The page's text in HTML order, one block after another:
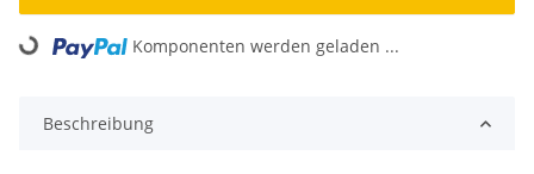
Loading... Komponenten werden geladen ...
Beschreibung